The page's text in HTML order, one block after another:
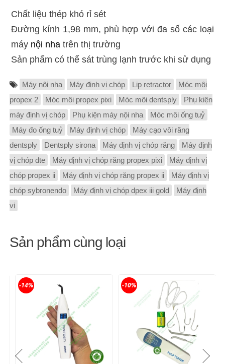
Chất liệu thép khó rỉ sét
Đường kính 1,98 mm, phù hợp với đa số các loại
máy nội nhatrên thị trường
Sản phẩm có thể sát trùng lạnh trước khi sử dụng
Máy nội nha Máy định vị chóp Lip retractor
Móc môi
propex 2
Móc môi propex pixi Móc môi dentsply
Phụ kiện
máy định vị chóp
Phụ kiện máy nội nha
Móc môi ống tuỷ
Máy đo ống tuỷ
Máy định vị chóp
Máy cạo vôi răng
dentsply
Dentsply sirona Máy định vị chóp răng
Máy định
vị chóp dte
Máy định vị chóp răng propex pixi
Máy định vị
chóp propex ii
Máy định vị chóp răng propex ii
Máy định vị
chóp sybronendo
Máy định vị chóp dpex iii gold
Máy định
vị
Sản phẩm cùng loại
-14% -10%